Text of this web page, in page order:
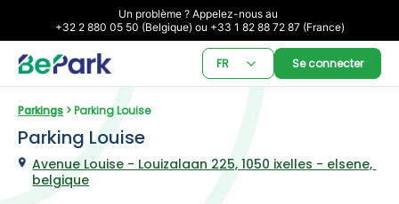
Un problème ? Appelez-nous au
+32 2 880 05 50 (Belgique) ou +33 1 82 88 72 87 (France)
FR Se connecter
Parkings > Parking Louise
Parking Louise
Avenue Louise - Louizalaan 225, 1050 ixelles - elsene,
belgique